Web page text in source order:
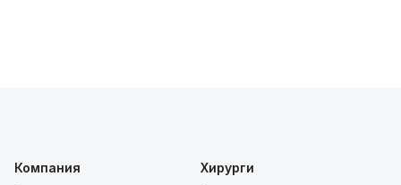
Компания
Хирурги